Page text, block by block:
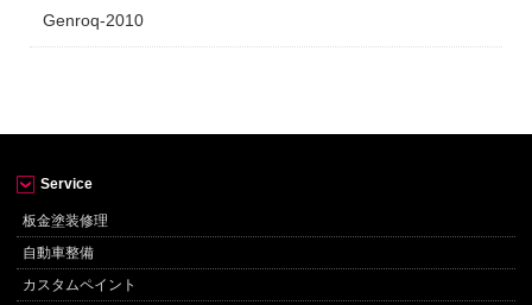
Genroq-2010
Service
板金塗装修理
自動車整備
カスタムペイント